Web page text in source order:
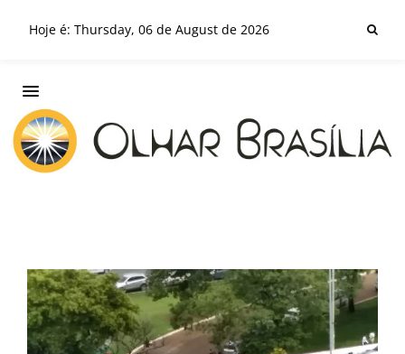
Hoje é: Thursday, 06 de August de 2026